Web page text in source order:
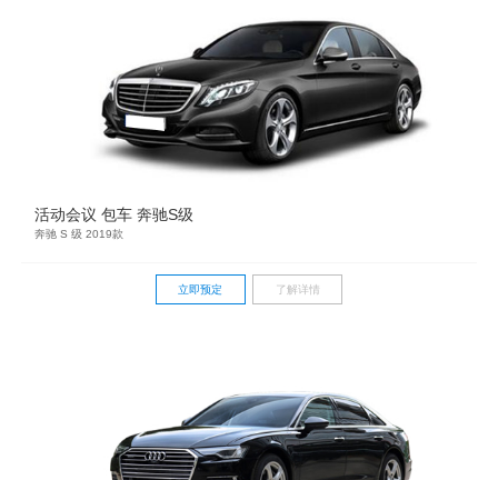
活动会议 包车 奔驰S级
奔驰 S 级 2019款
立即预定 了解详情